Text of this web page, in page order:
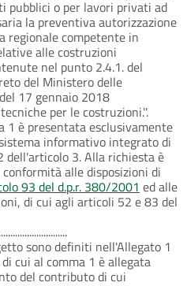
pubblici o per lavori privati ad
la preventiva autorizzazione
regionale competente in
alle costruzioni
nel punto 2.4.1. del
del Ministero delle
17 gennaio 2018
per le costruzioni.''.
1 è presentata esclusivamente
informativo integrato di
dell'articolo 3. Alla richiesta è
alle disposizioni di
93 del d.p.r. 380/2001 ed alle
di cui agli articoli 52 e 83 del
sono definiti nell'Allegato 1
cui al comma 1 è allegata
del contributo di cui